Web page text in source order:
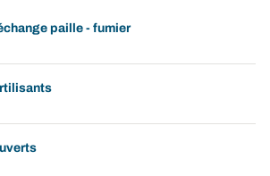
paille - fumier